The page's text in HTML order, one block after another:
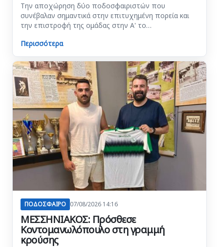
Την αποχώρηση δύο ποδοσφαιριστών που
συνέβαλαν σημαντικά στην επιτυχημένη πορεία και
την επιστροφή της ομάδας στην Α' το…
Περισσότερα
ΠΟΔΟΣΦΑΙΡΟ 07/08/2026 14:16
ΜΕΣΣΗΝΙΑΚΟΣ: Πρόσθεσε
Κοντομανωλόπουλο στη γραμμή
κρούσης